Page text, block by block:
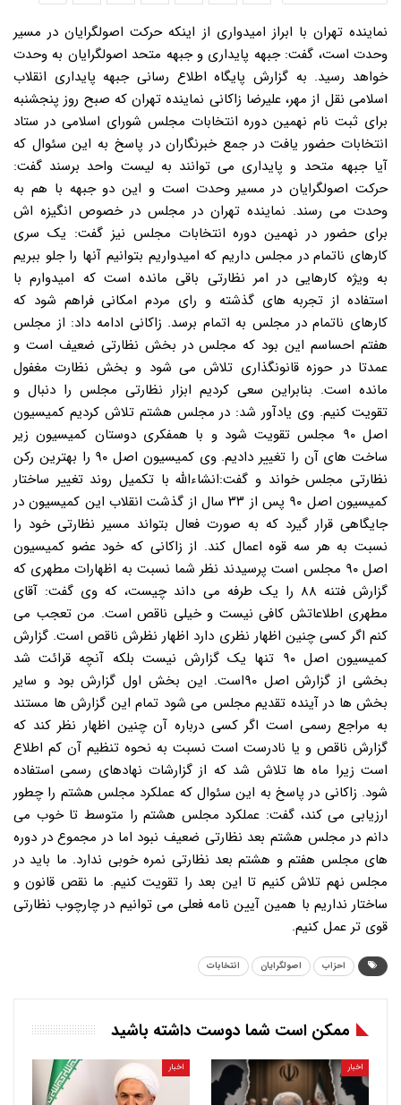
نماینده تهران با ابراز امیدواری از اینکه حرکت اصولگرایان در مسیر
وحدت است، گفت: جبهه پایداری و جبهه متحد اصولگرایان به وحدت
خواهد رسید. به گزارش پایگاه اطلاع رسانی جبهه پایداری انقلاب
اسلامی نقل از مهر، علیرضا زاکانی نماینده تهران که صبح روز پنجشنبه
برای ثبت نام نهمین دوره انتخابات مجلس شورای اسلامی در ستاد
انتخابات حضور یافت در جمع خبرنگاران در پاسخ به این سئوال که
آیا جبهه متحد و پایداری می توانند به لیست واحد برسند گفت:
حرکت اصولگرایان در مسیر وحدت است و این دو جبهه با هم به
وحدت می رسند. نماینده تهران در مجلس در خصوص انگیزه اش
برای حضور در نهمین دوره انتخابات مجلس نیز گفت: یک سری
کارهای ناتمام در مجلس داریم که امیدواریم بتوانیم آنها را جلو ببریم
به ویژه کارهایی در امر نظارتی باقی مانده است که امیدوارم با
استفاده از تجربه های گذشته و رای مردم امکانی فراهم شود که
کارهای ناتمام در مجلس به اتمام برسد. زاکانی ادامه داد: از مجلس
هفتم احساسم این بود که مجلس در بخش نظارتی ضعیف است و
عمدتا در حوزه قانونگذاری تلاش می شود و بخش نظارت مغفول
مانده است. بنابراین سعی کردیم ابزار نظارتی مجلس را دنبال و
تقویت کنیم. وی یادآور شد: در مجلس هشتم تلاش کردیم کمیسیون
اصل ۹۰ مجلس تقویت شود و با همفکری دوستان کمیسیون زیر
ساخت های آن را تغییر دادیم. وی کمیسیون اصل ۹۰ را بهترین رکن
نظارتی مجلس خواند و گفت:انشاءالله با تکمیل روند تغییر ساختار
کمیسیون اصل ۹۰ پس از ۳۳ سال از گذشت انقلاب این کمیسیون در
جایگاهی قرار گیرد که به صورت فعال بتواند مسیر نظارتی خود را
نسبت به هر سه قوه اعمال کند. از زاکانی که خود عضو کمیسیون
اصل ۹۰ مجلس است پرسیدند نظر شما نسبت به اظهارات مطهری که
گزارش فتنه ۸۸ را یک طرفه می داند چیست، که وی گفت: آقای
مطهری اطلاعاتش کافی نیست و خیلی ناقص است. من تعجب می
کنم اگر کسی چنین اظهار نظری دارد اظهار نظرش ناقص است. گزارش
کمیسیون اصل ۹۰ تنها یک گزارش نیست بلکه آنچه قرائت شد
بخشی از گزارش اصل ۹۰است. این بخش اول گزارش بود و سایر
بخش ها در آینده تقدیم مجلس می شود تمام این گزارش ها مستند
به مراجع رسمی است اگر کسی درباره آن چنین اظهار نظر کند که
گزارش ناقص و یا نادرست است نسبت به نحوه تنظیم آن کم اطلاع
است زیرا ماه ها تلاش شد که از گزارشات نهادهای رسمی استفاده
شود. زاکانی در پاسخ به این سئوال که عملکرد مجلس هشتم را چطور
ارزیابی می کند، گفت: عملکرد مجلس هشتم را متوسط تا خوب می
دانم در مجلس هشتم بعد نظارتی ضعیف نبود اما در مجموع در دوره
های مجلس هفتم و هشتم بعد نظارتی نمره خوبی ندارد. ما باید در
مجلس نهم تلاش کنیم تا این بعد را تقویت کنیم. ما نقص قانون و
ساختار نداریم با همین آیین نامه فعلی می توانیم در چارچوب نظارتی
قوی تر عمل کنیم.
احزاب اصولگرایان انتخابات
ممکن است شما دوست داشته باشید
اخبار اخبار